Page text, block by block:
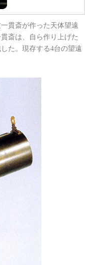
貫斎が作った天体望遠
斎は、自ら作り上げた
た。現存する4台の望遠